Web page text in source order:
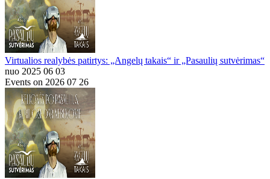
Virtualios realybės patirtys: „Angelų takais“ ir „Pasaulių sutvėrimas“
nuo 2025 06 03
Events on 2026 07 26